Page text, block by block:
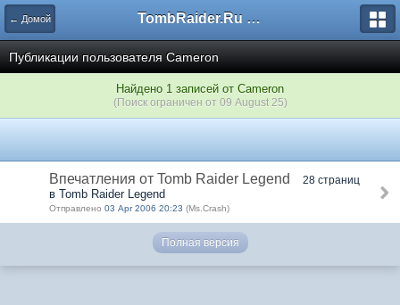
← Домой TombRaider.Ru - Форумы
Публикации пользователя Cameron
Найдено 1 записей от Cameron
(Поиск ограничен от 09 August 25)
Впечатления от Tomb Raider Legend 28 страниц
в Tomb Raider Legend
Отправлено 03 Apr 2006 20:23 (Ms.Crash)
Полная версия